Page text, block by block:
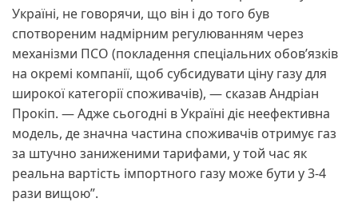
Україні, не говорячи, що він і до того був
спотвореним надмірним регулюванням через
механізми ПСО (покладення спеціальних обов’язків
на окремі компанії, щоб субсидувати ціну газу для
широкої категорії споживачів), — сказав Андріан
Прокіп. — Адже сьогодні в Україні діє неефективна
модель, де значна частина споживачів отримує газ
за штучно заниженими тарифами, у той час як
реальна вартість імпортного газу може бути у 3-4
рази вищою”.